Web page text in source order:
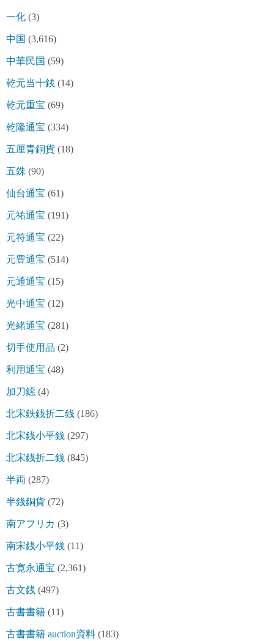
一化 (3)
中国 (3,616)
中華民国 (59)
乾元当十銭 (14)
乾元重宝 (69)
乾隆通宝 (334)
五厘青銅貨 (18)
五銖 (90)
仙台通宝 (61)
元祐通宝 (191)
元符通宝 (22)
元豊通宝 (514)
元通通宝 (15)
光中通宝 (12)
光緒通宝 (281)
切手使用品 (2)
利用通宝 (48)
加刀鐚 (4)
北宋鉄銭折二銭 (186)
北宋銭小平銭 (297)
北宋銭折二銭 (845)
半両 (287)
半銭銅貨 (72)
南アフリカ (3)
南宋銭小平銭 (11)
古寛永通宝 (2,361)
古文銭 (497)
古書書籍 (11)
古書書籍 auction資料 (183)